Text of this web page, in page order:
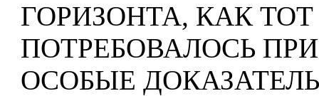
ГОРИЗОНТА, КАК
ПОТРЕБОВАЛОСЬ
ОСОБЫЕ